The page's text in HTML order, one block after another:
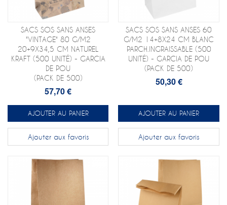
SACS SOS SANS ANSES
"VINTAGE" 80 G/M2
20+9X34,5 CM NATUREL
KRAFT (500 UNITÉ) - GARCIA
DE POU
(PACK DE 500)
57,70 €
AJOUTER AU PANIER
Ajouter aux favoris
SACS SOS SANS ANSES 60
G/M2 14+8X24 CM BLANC
PARCH.INGRAISSABLE (500
UNITÉ) - GARCIA DE POU
(PACK DE 500)
50,30 €
AJOUTER AU PANIER
Ajouter aux favoris